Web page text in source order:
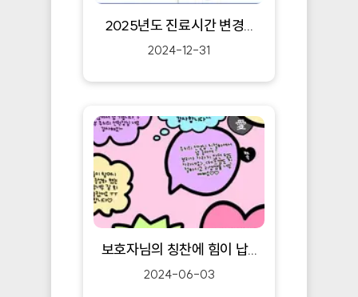
2025년도 진료시간 변경...
2024-12-31
보호자님의 칭찬에 힘이 납...
2024-06-03